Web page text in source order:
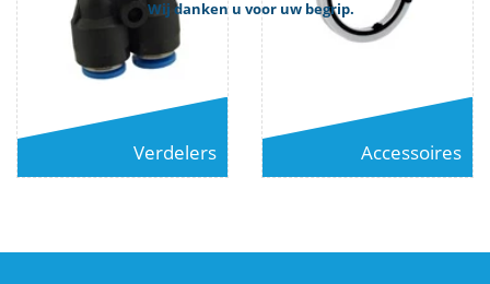
Wij danken u voor uw begrip.
Verdelers Accessoires